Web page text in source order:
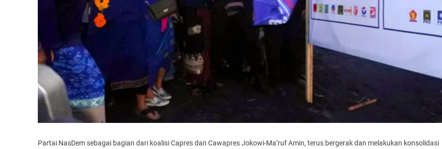
Partai NasDem sebagai bagian dari koalisi Capres dan Cawapres Jokowi-Ma’ruf Amin, terus bergerak dan melakukan konsolidasi